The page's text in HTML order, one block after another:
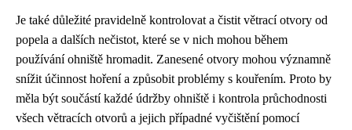
Je také důležité pravidelně kontrolovat a čistit větrací otvory od
popela a dalších nečistot, které se v nich mohou během
používání ohniště hromadit. Zanesené otvory mohou významně
snížit účinnost hoření a způsobit problémy s kouřením. Proto by
měla být součástí každé údržby ohniště i kontrola průchodnosti
všech větracích otvorů a jejich případné vyčištění pomocí